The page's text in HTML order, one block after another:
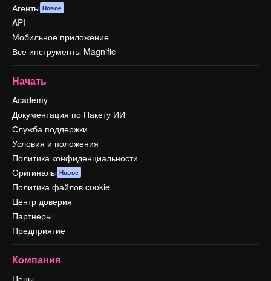
Агенты Новое
API
Мобильное приложение
Все инструменты Magnific
Начать
Academy
Документация по Пакету ИИ
Служба поддержки
Условия и положения
Политика конфиденциальности
Оригиналы Новое
Политика файлов cookie
Центр доверия
Партнеры
Предприятие
Компания
Цены